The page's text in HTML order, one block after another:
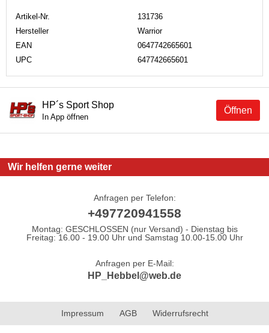
Artikel-Nr.
131736
Hersteller
Warrior
EAN
0647742665601
UPC
647742665601
Öffnen
HP´s Sport Shop
In App öffnen
Wir helfen gerne weiter
Anfragen per Telefon:
+497720941558
Montag: GESCHLOSSEN (nur Versand) - Dienstag bis
Freitag: 16.00 - 19.00 Uhr und Samstag 10.00-15.00 Uhr
Anfragen per E-Mail:
HP_Hebbel@web.de
Impressum AGB Widerrufsrecht